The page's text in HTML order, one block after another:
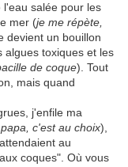
salée pour les
mer (je me répète,
devient un bouillon
algues toxiques et les
de coque). Tout
mais quand
j'enfile ma
c'est au choix),
au
coques". Où vous